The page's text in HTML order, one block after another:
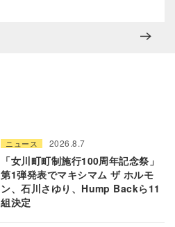
ニュース 2026.8.7
「女川町町制施行100周年記念祭」
第1弾発表でマキシマム ザ ホルモ
ン、石川さゆり、Hump Backら11
組決定